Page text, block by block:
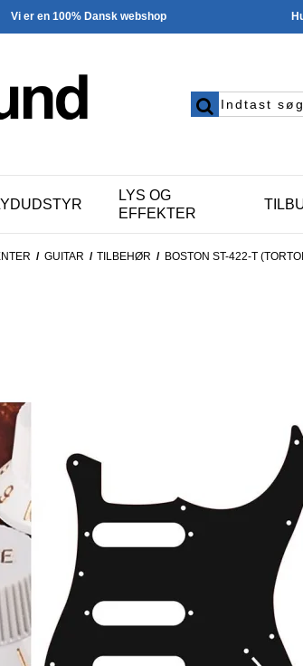
Vi er en 100% Dansk webshop
LYS OG
EFFEKTER
/ GUITAR / TILBEHØR / BOSTON ST-422-T